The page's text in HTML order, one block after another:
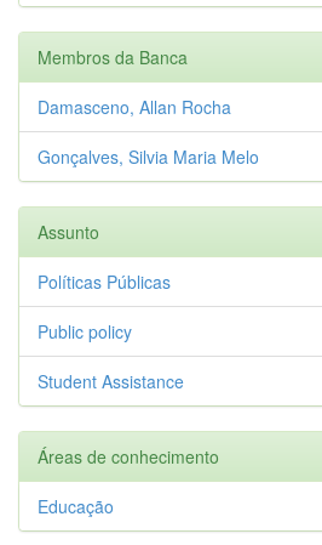
Membros da Banca
Damasceno, Allan Rocha
Gonçalves, Silvia Maria Melo
Assunto
Políticas Públicas
Public policy
Student Assistance
Áreas de conhecimento
Educação